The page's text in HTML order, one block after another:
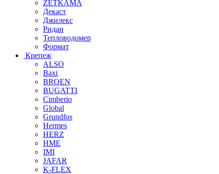
ZETKAMA
Декаст
Джилекс
Ридан
Тепловодомер
Формат
Крепеж
ALSO
Baxi
BROEN
BUGATTI
Cimberio
Global
Grundfos
Hermes
HERZ
HME
IMI
JAFAR
K-FLEX